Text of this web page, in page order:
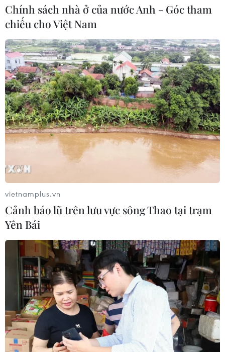
26/04/2025 00:52
Với chỉ số AQI ở mức 123, chất lượng không khí của Hà
Nội ở mức màu cam "không tốt với nhóm nhạy cảm"
trong khi không khí Thành phố Hồ Chí Minh ở mức màu
xanh lá "Tốt", với chỉ số AQI là 50.
Thời tiết ngày 26/4: Khu vực Hà Nội có
mưa rào và dông, trưa chiều trời nắng
25/04/2025 23:27
Khu vực Hà Nội nhiều mây, có mưa rào và dông vài
nơi, trưa chiều trời nắng, gió nhẹ. Trong mưa dông có
khả năng xảy ra lốc, sét và gió giật mạnh; nhiệt độ phổ
biến từ 23-31 độ C.
Chính sách nhà ở của nước Anh - Góc tham
chiếu cho Việt Nam
vietnamplus.vn
Cảnh báo lũ trên lưu vực sông Thao tại trạm
Yên Bái